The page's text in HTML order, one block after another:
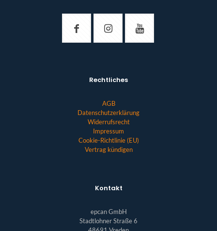
Rechtliches
AGB
Datenschutzerklärung
Widerrufsrecht
Impressum
Cookie-Richtlinie (EU)
Vertrag kündigen
Kontakt
epcan GmbH
Stadtlohner Straße 6